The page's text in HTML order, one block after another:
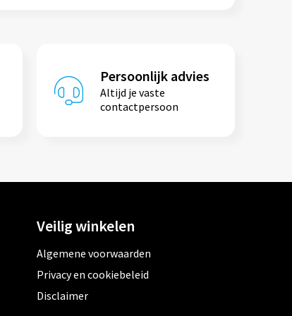
Persoonlijk advies
Altijd je vaste
contactpersoon
Veilig winkelen
Algemene voorwaarden
Privacy en cookiebeleid
Disclaimer